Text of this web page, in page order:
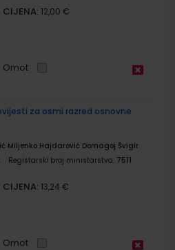
CIJENA: 12,00 €
Omot
za osmi razred osnovne
Miljenko Hajdarović Domagoj Švigir
Registarski broj ministarstva: 7511
CIJENA: 13,24 €
Omot